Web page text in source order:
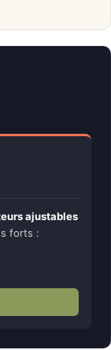
ajustables
forts :